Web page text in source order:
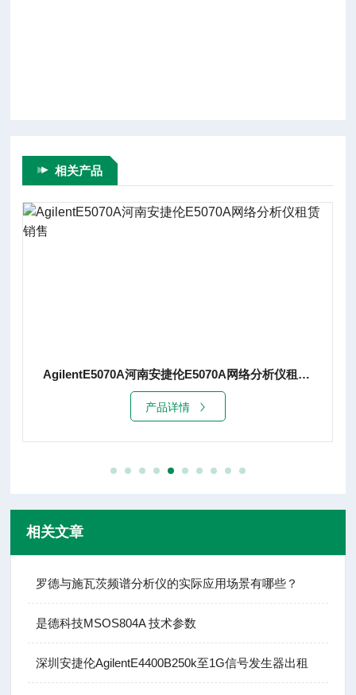
相关产品
AgilentE5070A河南安捷伦E5070A网络分析仪租赁销售
相关文章
罗德与施瓦茨频谱分析仪的实际应用场景有哪些？
是德科技MSOS804A 技术参数
深圳安捷伦AgilentE4400B250k至1G信号发生器出租